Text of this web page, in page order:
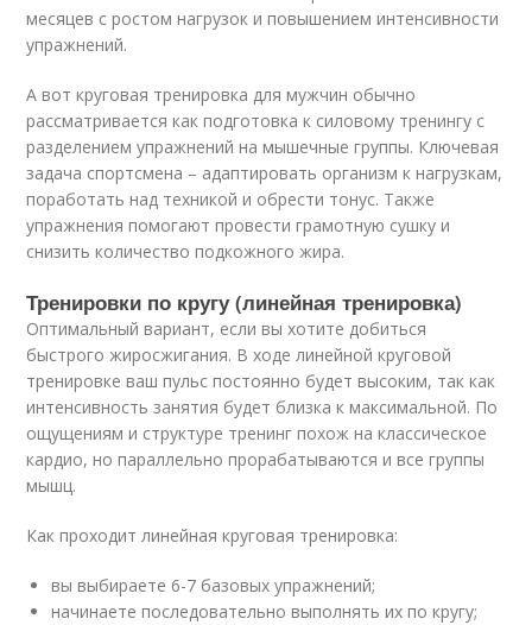
месяцев с ростом нагрузок и повышением интенсивности
упражнений.
А вот круговая тренировка для мужчин обычно
рассматривается как подготовка к силовому тренингу с
разделением упражнений на мышечные группы. Ключевая
задача спортсмена – адаптировать организм к нагрузкам,
поработать над техникой и обрести тонус. Также
упражнения помогают провести грамотную сушку и
снизить количество подкожного жира.
Тренировки по кругу (линейная тренировка)
Оптимальный вариант, если вы хотите добиться
быстрого жиросжигания. В ходе линейной круговой
тренировке ваш пульс постоянно будет высоким, так как
интенсивность занятия будет близка к максимальной. По
ощущениям и структуре тренинг похож на классическое
кардио, но параллельно прорабатываются и все группы
мышц.
Как проходит линейная круговая тренировка:
вы выбираете 6-7 базовых упражнений;
начинаете последовательно выполнять их по кругу;